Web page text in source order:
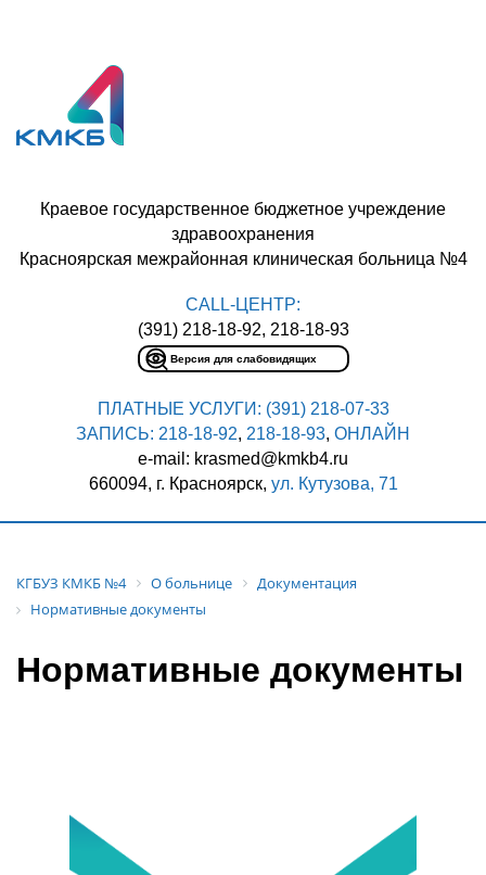
CALL-ЦЕНТР:
(391) 218-18-92, 218-18-93
Версия для слабовидящих
Краевое государственное бюджетное учреждение
здравоохранения
Красноярская межрайонная клиническая больница №4
ПЛАТНЫЕ УСЛУГИ: (391) 218-07-33
ЗАПИСЬ: 218-18-92, 218-18-93, ОНЛАЙН
e-mail: krasmed@kmkb4.ru
660094, г. Красноярск, ул. Кутузова, 71
КГБУЗ КМКБ №4 О больнице
Документация
Нормативные документы
Нормативные документы